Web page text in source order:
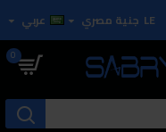
LE جنية مصري عربي
0